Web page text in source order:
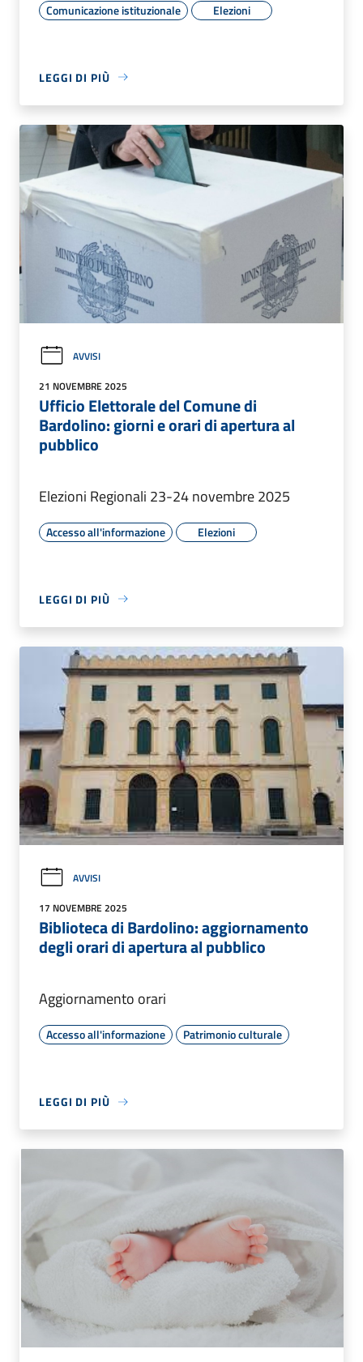
Comunicazione istituzionale
Elezioni
LEGGI DI PIÙ
AVVISI
21 NOVEMBRE 2025
Ufficio Elettorale del Comune di
Bardolino: giorni e orari di apertura al
pubblico
Elezioni Regionali 23-24 novembre 2025
Accesso all'informazione Elezioni
LEGGI DI PIÙ
AVVISI
17 NOVEMBRE 2025
Biblioteca di Bardolino: aggiornamento
degli orari di apertura al pubblico
Aggiornamento orari
Accesso all'informazione Patrimonio culturale
LEGGI DI PIÙ